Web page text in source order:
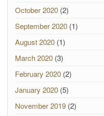
October 2020 (2)
September 2020 (1)
August 2020 (1)
March 2020 (3)
February 2020 (2)
January 2020 (5)
November 2019 (2)